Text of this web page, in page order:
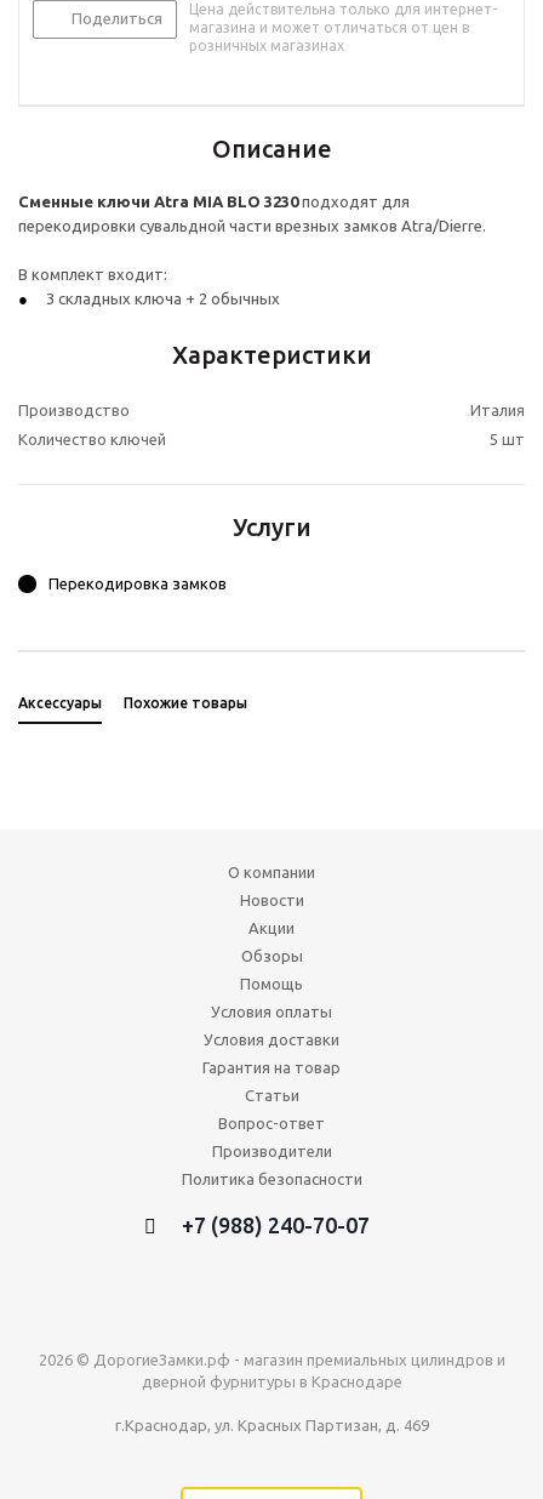
Поделиться
Цена действительна только для интернет-
магазина и может отличаться от цен в
розничных магазинах
Описание
Сменные ключи Atra MIA BLO 3230подходят для
перекодировки сувальдной части врезных замков Atra/Dierre.
В комплект входит:
3 складных ключа + 2 обычных
Характеристики
Производство
Италия
Количество ключей
5 шт
Услуги
Перекодировка замков
Аксессуары Похожие товары
О компании
Новости
Акции
Обзоры
Помощь
Условия оплаты
Условия доставки
Гарантия на товар
Статьи
Вопрос-ответ
Производители
Политика безопасности
+7 (988) 240-70-07
2026 © ДорогиеЗамки.рф - магазин премиальных цилиндров и
дверной фурнитуры в Краснодаре
г.Краснодар, ул. Красных Партизан, д. 469